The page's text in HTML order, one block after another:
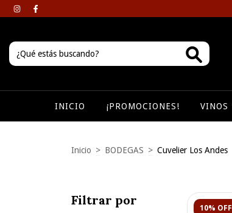
INICIO ¡PROMOCIONES! VINOS
Inicio > BODEGAS > Cuvelier Los Andes
Filtrar por
10% OFF